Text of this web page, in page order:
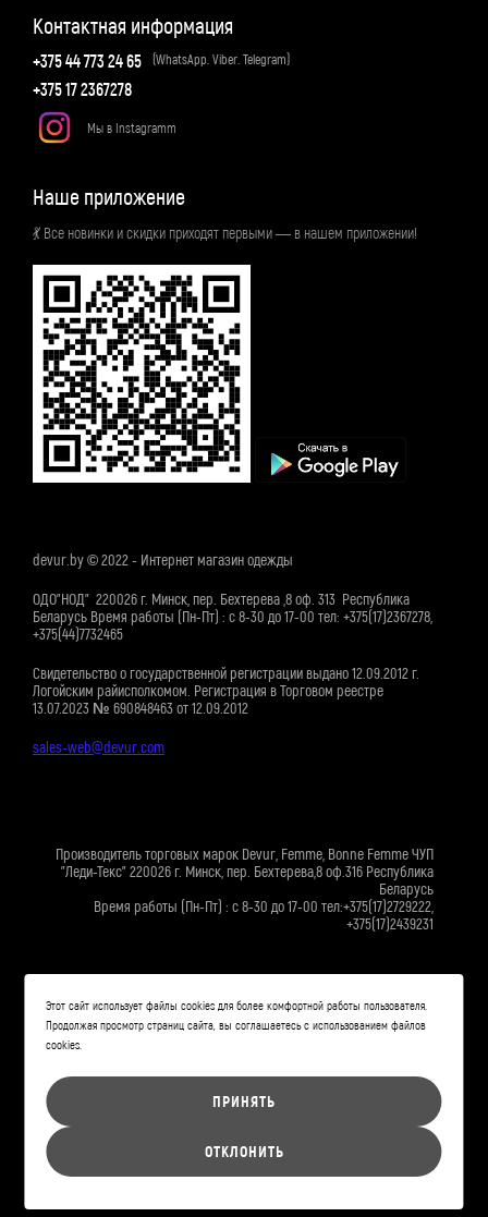
Контактная информация
+375 44 773 24 65 (WhatsApp. Viber. Telegram)
+375 17 2367278
Мы в Instagramm
Наше приложение
💃 Все новинки и скидки приходят первыми — в нашем приложении!
devur.by © 2022 - Интернет магазин одежды
ОДО"НОД" 220026 г. Минск, пер. Бехтерева ,8 оф. 313 Республика
Беларусь Время работы (Пн-Пт) : с 8-30 до 17-00 тел: +375(17)2367278,
+375(44)7732465
Свидетельство о государственной регистрации выдано 12.09.2012 г.
Логойским райисполкомом. Регистрация в Торговом реестре
13.07.2023 № 690848463 от 12.09.2012
sales-web@devur.com
Производитель торговых марок Devur, Femme, Bonne Femme ЧУП
"Леди-Текс" 220026 г. Минск, пер. Бехтерева,8 оф.316 Республика
Беларусь
Время работы (Пн-Пт) : с 8-30 до 17-00 тел:+375(17)2729222,
+375(17)2439231
Свидетельство о государственной регистрации №633 выдано
24.03.2004г Минским городским исполнительным комитетом.
Регистрация в Торговом реестре №190526336 от 01.04.2004 г.
Этот сайт использует файлы cookies для более комфортной работы пользователя.
Продолжая просмотр страниц сайта, вы соглашаетесь с использованием файлов
cookies.
ПРИНЯТЬ
ОТКЛОНИТЬ